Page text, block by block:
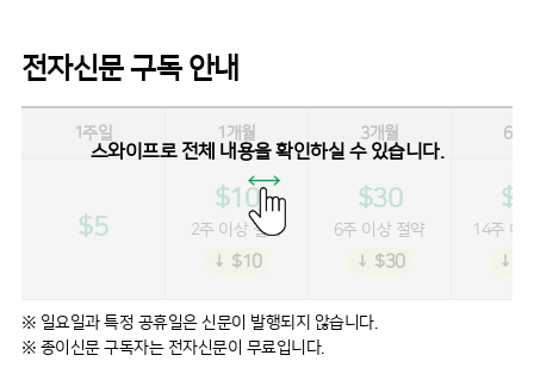
전자신문 구독 안내
스와이프로 전체 내용을 확인하실 수 있습니다.
1주일 1개월 3개월 6개
$5
$10
2주 이상 절약
↓ $10
$30
6주 이상 절약
↓ $30
14주 이
↓
※ 일요일과 특정 공휴일은 신문이 발행되지 않습니다.
※ 종이신문 구독자는 전자신문이 무료입니다.